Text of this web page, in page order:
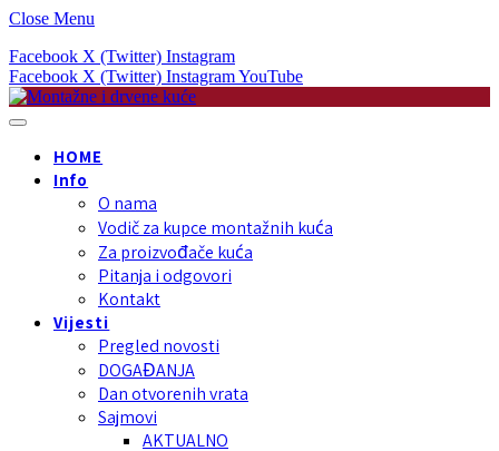
Close Menu
Facebook X (Twitter) Instagram
Facebook X (Twitter) InstagramYouTube
HOME
Info
O nama
Vodič za kupce montažnih kuća
Za proizvođače kuća
Pitanja i odgovori
Kontakt
Vijesti
Pregled novosti
DOGAĐANJA
Dan otvorenih vrata
Sajmovi
AKTUALNO